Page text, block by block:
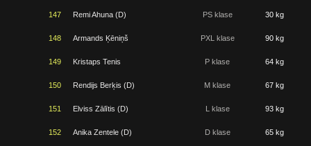
147 Remi Ahuna (D) PS klase 30 kg
148 Armands Ķēniņš PXL klase 90 kg
149 Kristaps Tenis P klase 64 kg
150 Rendijs Berķis (D) M klase 67 kg
151 Elviss Zālītis (D) L klase 93 kg
152 Anika Zentele (D) D klase 65 kg